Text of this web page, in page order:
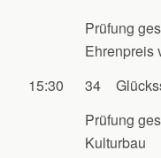
Prüfung
Ehrenpreis
15:30
34
Prüfung
Kulturbau